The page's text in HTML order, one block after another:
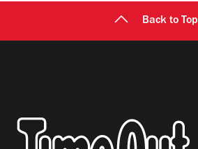
Back to Top